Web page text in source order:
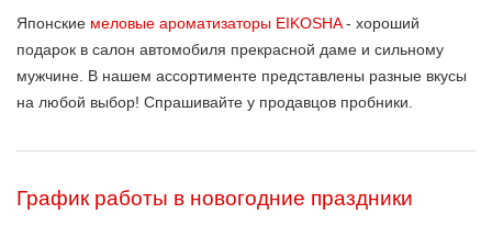
Японские меловые ароматизаторы EIKOSHA- хороший
подарок в салон автомобиля прекрасной даме и сильному
мужчине. В нашем ассортименте представлены разные вкусы
на любой выбор! Спрашивайте у продавцов пробники.
График работы в новогодние праздники